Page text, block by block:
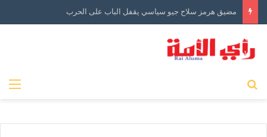
مضيق هرمز سلاح جيو سياسي يقفل الباب على الحرب